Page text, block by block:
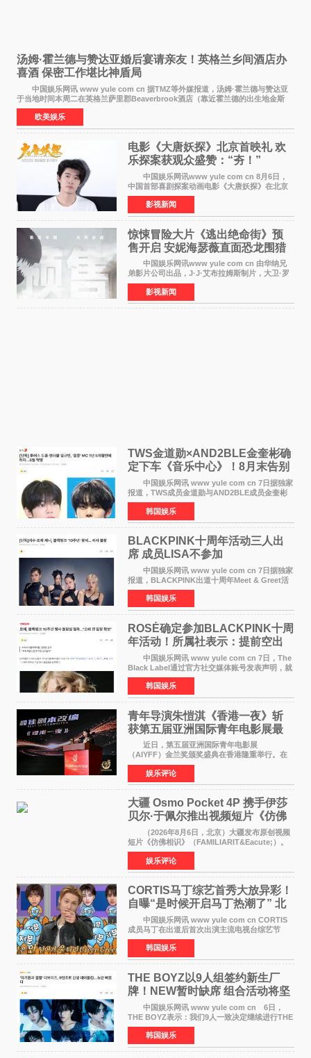
汤姆·霍兰德与赞达亚婚后宴请亲友！英格兰乡间酒店办
喜酒 保密工作堪比神盾局
中国娱乐网讯 www yule com cn 据TMZ等外媒报道，汤姆·霍兰德与赞达亚
于当地时间本周二在英格兰萨里郡Beaverbrook酒店（靠近霍兰德的出生地金斯
顿）举办婚宴，邀请家人与朋友们喝喜酒，庆祝
欧美娱乐
电影《大唐妖探》北京首映礼 欢
乐探案获观众盛赞：“夯！”
中国娱乐网讯www yule com cn 8月6日，
中国首部喜剧探案动画电影《大唐妖探》在北京
举办电影首映礼。导演程腾、联合导演黄珉、总
制片人曹紫建、制片人李莹莹，配音导演张喆，
对白指导程寅，领
影视新闻
惊悚冒险大片《逃出绝命街》预
售开启 安妮海瑟薇直面恐龙围猎
中国娱乐网讯www yule com cn 由华纳兄
弟影片公司出品，J·J·艾布拉姆斯制片，大卫·罗
伯特·米切尔执导，好莱坞巨星安妮·海瑟薇和伊万
·麦克格雷格领衔主演的2026暑期惊悚冒险大片
《逃出绝
影视新闻
TWS金道勋×AND2BLE金奎彬确
定下车《音乐中心》！8月末告别
MC席位
中国娱乐网讯 www yule com cn 7日据独家
报道，TWS成员金道勋与AND2BLE成员金奎彬
将于8月离开《音乐中心》MC的位置。 金道
勋与金奎彬于去年3月与H2H A-NA一起被选为
《音乐中心》MC，约1
韩国娱乐
BLACKPINK十周年活动三人出
席 成员LISA不参加
中国娱乐网讯 www yule com cn 7日据独家
报道，BLACKPINK出道十周年Meet & Greet活
动将由智秀、ROS&Eacute;、JENNIE出席，
LISA将缺席。 此前BLACKPINK所属社YG并
未为组合出道十周年做
韩国娱乐
ROSÉ确定参加BLACKPINK十周
年活动！所属社表示：提前空出
了时间
中国娱乐网讯 www yule com cn 7日，The
Black Label通过官方社交媒体账号发表声明，就
近期网络上关于ROS&Eacute;个人行程及是否参
加BLACKPINK出道纪念活动的种种猜测作出正
式回应。 Th
韩国娱乐
青年导演朱愷淇《香港一夜》斩
获第五届亚洲国际青年电影展最
佳剧本改编奖
近日，第五届亚洲国际青年电影展
（AIYFF）金兰奖颁奖盛典在香港隆重举行。在
这场汇聚数百位海内外电影人、文化界人士及媒
体代表的亚洲青年影视盛会上，香港本土电影
《香港一夜》（Dawn in Ho
娱乐评论
大疆 Osmo Pocket 4P 携手伊莎
贝尔·于佩尔推出视频短片《仿佛
相识》
（2026年8月6日，北京）大疆发布原创视频
短片《仿佛相识》（FAMILIARIT&Eacute;）。
视频短片由戛纳国际电影节最佳女演员伊莎贝尔·
于佩尔（Isabelle Huppert）主演，全程使用大
疆首款双主摄口
娱乐评论
CORTIS马丁综艺首秀大放异彩！
自曝“是时候开启马丁热潮了” 北
美巡演火热进行中
中国娱乐网讯 www yule com cn CORTIS
成员马丁在出道后首次出演主流电视台综艺节
目，展现了多才多艺的魅力。 马丁出演了5日
播出的MBC《Radio Star》Fashion与Passion
之间，I&lsquo;m
韩国娱乐
THE BOYZ以9人组签约新生厂
牌！NEW暂时缺席 组合活动将坚
定不移继续
中国娱乐网讯 www yule com cn 6日，
THE BOYZ表示：我们9人一致决定继续进行THE
BOYZ组合活动，并且已经完成了组合团体活动
签约。目前正在新生厂牌下进行活动准备。尚未
离开THE BOYZ原所
韩国娱乐